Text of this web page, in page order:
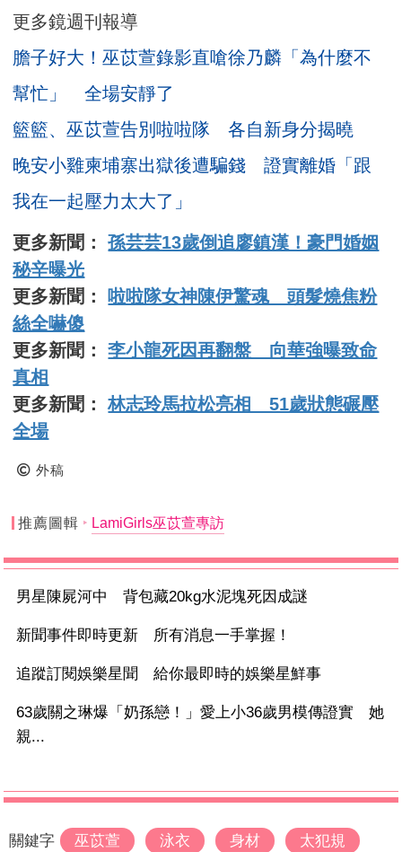
更多鏡週刊報導
膽子好大！巫苡萱錄影直嗆徐乃麟「為什麼不
幫忙」 全場安靜了
籃籃、巫苡萱告別啦啦隊 各自新身分揭曉
晚安小雞柬埔寨出獄後遭騙錢 證實離婚「跟
我在一起壓力太大了」
更多新聞：孫芸芸13歲倒追廖鎮漢！豪門婚姻
秘辛曝光
更多新聞：啦啦隊女神陳伊驚魂 頭髮燒焦粉
絲全嚇傻
更多新聞：李小龍死因再翻盤 向華強曝致命
真相
更多新聞：林志玲馬拉松亮相 51歲狀態碾壓
全場
外稿
推薦圖輯 LamiGirls巫苡萱專訪
男星陳屍河中 背包藏20kg水泥塊死因成謎
新聞事件即時更新 所有消息一手掌握！
追蹤訂閱娛樂星聞 給你最即時的娛樂星鮮事
63歲關之琳爆「奶孫戀！」愛上小36歲男模傳證實 她
親...
關鍵字 巫苡萱 泳衣 身材 太犯規